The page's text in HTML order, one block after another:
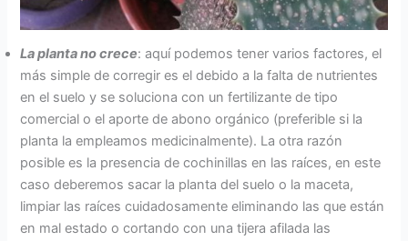
La planta no crece: aquí podemos tener varios factores, el
más simple de corregir es el debido a la falta de nutrientes
en el suelo y se soluciona con un fertilizante de tipo
comercial o el aporte de abono orgánico (preferible si la
planta la empleamos medicinalmente). La otra razón
posible es la presencia de cochinillas en las raíces, en este
caso deberemos sacar la planta del suelo o la maceta,
limpiar las raíces cuidadosamente eliminando las que están
en mal estado o cortando con una tijera afilada las